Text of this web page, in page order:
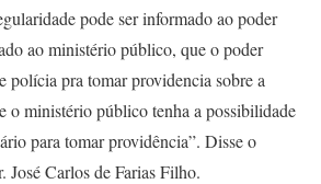
pode ser informado ao poder
ao ministério público, que o poder
polícia pra tomar providencia sobre a
o ministério público tenha a possibilidade
para tomar providência”. Disse o
José Carlos de Farias Filho.